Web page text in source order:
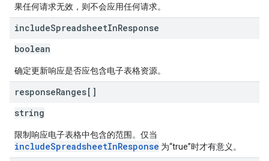
果任何请求无效，则不会应用任何请求。
includeSpreadsheetInResponse
boolean
确定更新响应是否应包含电子表格资源。
responseRanges[]
string
限制响应电子表格中包含的范围。仅当
includeSpreadsheetInResponse 为“true”时才有意义。